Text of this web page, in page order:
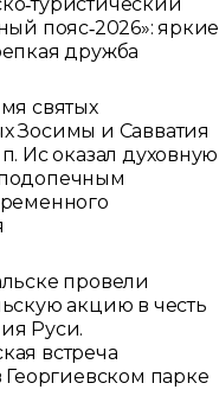
пояс‑2026»: яркие
дружба
святых
Зосимы и Савватия
Ис оказал духовную
провели
акцию в честь
Руси.
встреча
Георгиевском парке